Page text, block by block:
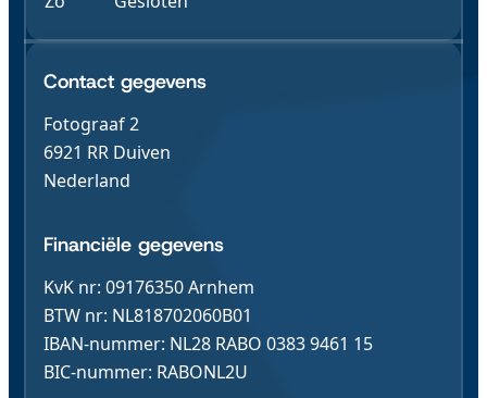
Contact & Gegevens
Contact gegevens
Fotograaf 2
6921 RR Duiven
Nederland
Financiële gegevens
KvK nr: 09176350 Arnhem
BTW nr: NL818702060B01
IBAN-nummer: NL28 RABO 0383 9461 15
BIC-nummer: RABONL2U